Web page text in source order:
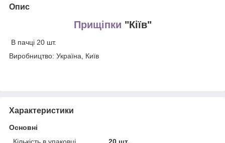
Опис
Прищіпки "Кіїв"
В пачці 20 шт.
Виробництво: Україна, Київ
Характеристики
Основні
Кількість в упаковці
20 шт.